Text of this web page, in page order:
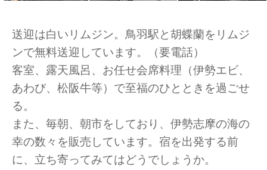
送迎は白いリムジン。鳥羽駅と胡蝶蘭をリムジ
ンで無料送迎しています。（要電話）
客室、露天風呂、お任せ会席料理（伊勢エビ、
あわび、松阪牛等）で至福のひとときを過ごせ
る。
また、毎朝、朝市をしており、伊勢志摩の海の
幸の数々を販売しています。宿を出発する前
に、立ち寄ってみてはどうでしょうか。